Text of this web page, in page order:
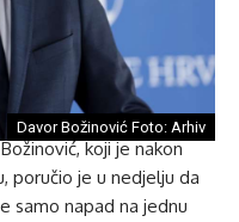
Davor Božinović Foto: Arhiv
koji je nakon
poručio je u nedjelju da
samo napad na jednu